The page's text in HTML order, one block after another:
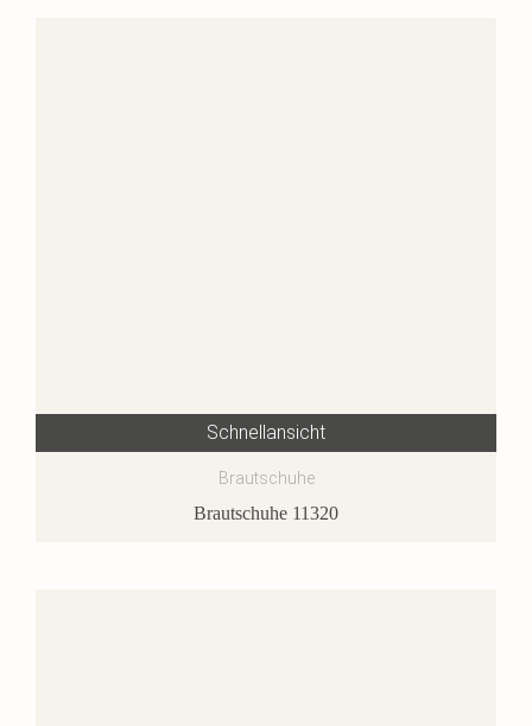
Schnellansicht
Brautschuhe
Brautschuhe 11320